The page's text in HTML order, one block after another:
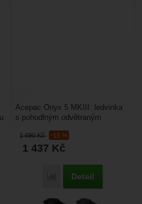
6 Exp MKIII' k porovnání
1 690Kč -15 %
1 437 Kč
Přidat 'Acepac Onyx 5
Detail
Acepac Onyx 5 MKIII: ledvinka
s pohodlným odvětraným
děleným bederním popruhem...